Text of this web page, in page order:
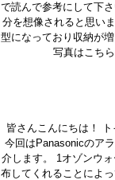
で読んで参考にして下
分を想像されると思い
型になっており収納が
写真はこち
皆さんこんにちは！
今回はPanasonicのア
介します。 1オゾンウ
布してくれることによ